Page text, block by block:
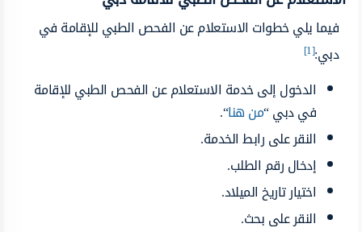
فيما يلي خطوات الاستعلام عن الفحص الطبي للإقامة في
دبي:[1]
الدخول إلى خدمة الاستعلام عن الفحص الطبي للإقامة
في دبي “من هنا“.
النقر على رابط الخدمة.
إدخال رقم الطلب.
اختيار تاريخ الميلاد.
النقر على بحث.